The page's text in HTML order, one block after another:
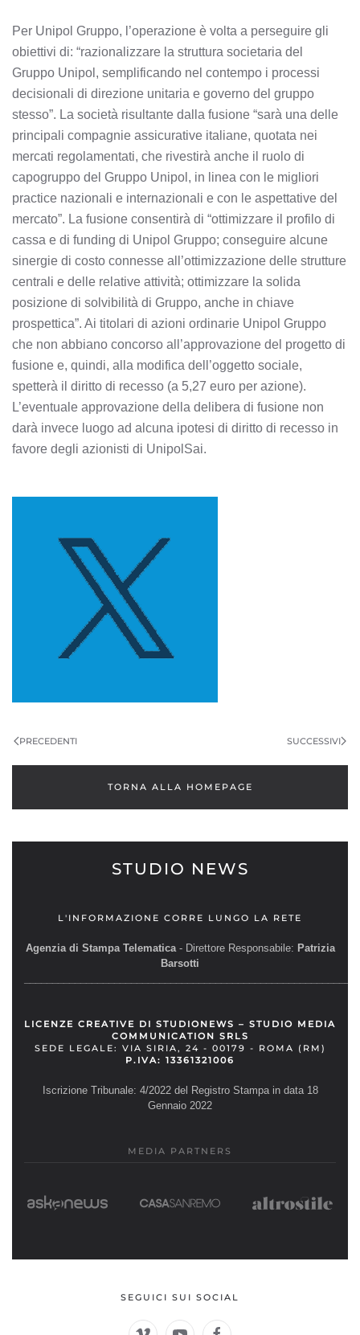
Per Unipol Gruppo, l’operazione è volta a perseguire gli
obiettivi di: “razionalizzare la struttura societaria del
Gruppo Unipol, semplificando nel contempo i processi
decisionali di direzione unitaria e governo del gruppo
stesso”. La società risultante dalla fusione “sarà una delle
principali compagnie assicurative italiane, quotata nei
mercati regolamentati, che rivestirà anche il ruolo di
capogruppo del Gruppo Unipol, in linea con le migliori
practice nazionali e internazionali e con le aspettative del
mercato”. La fusione consentirà di “ottimizzare il profilo di
cassa e di funding di Unipol Gruppo; conseguire alcune
sinergie di costo connesse all’ottimizzazione delle strutture
centrali e delle relative attività; ottimizzare la solida
posizione di solvibilità di Gruppo, anche in chiave
prospettica”. Ai titolari di azioni ordinarie Unipol Gruppo
che non abbiano concorso all’approvazione del progetto di
fusione e, quindi, alla modifica dell’oggetto sociale,
spetterà il diritto di recesso (a 5,27 euro per azione).
L’eventuale approvazione della delibera di fusione non
darà invece luogo ad alcuna ipotesi di diritto di recesso in
favore degli azionisti di UnipolSai.
PRECEDENTI SUCCESSIVI
TORNA ALLA HOMEPAGE
STUDIO NEWS
L'INFORMAZIONE CORRE LUNGO LA RETE
Agenzia di Stampa Telematica- Direttore Responsabile: Patrizia
Barsotti
LICENZE CREATIVE DI STUDIONEWS – STUDIO MEDIA
COMMUNICATION SRLS
SEDE LEGALE: VIA SIRIA, 24 - 00179 - ROMA (RM)
P.IVA: 13361321006
Iscrizione Tribunale: 4/2022 del Registro Stampa in data 18
Gennaio 2022
MEDIA PARTNERS
SEGUICI SUI SOCIAL